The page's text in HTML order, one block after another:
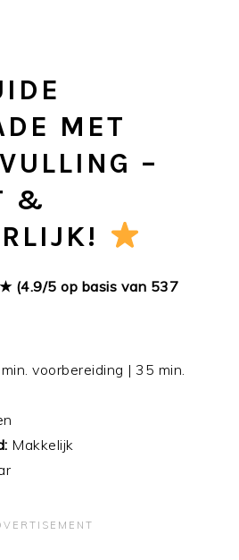
MET
–
&
(4.9/5 op basis van 537
voorbereiding | 35 min.
Makkelijk